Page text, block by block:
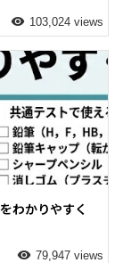
103,024 views
わかりやすく
79,947 views